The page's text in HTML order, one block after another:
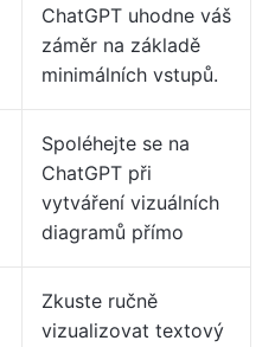
ChatGPT uhodne váš
záměr na základě
minimálních vstupů.
Spoléhejte se na
ChatGPT při
vytváření vizuálních
diagramů přímo
Zkuste ručně
vizualizovat textový